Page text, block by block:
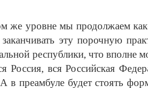
же уровне мы продолжаем
эту порочную
республики, что вполне
Россия, вся Российская
в преамбуле будет стоять